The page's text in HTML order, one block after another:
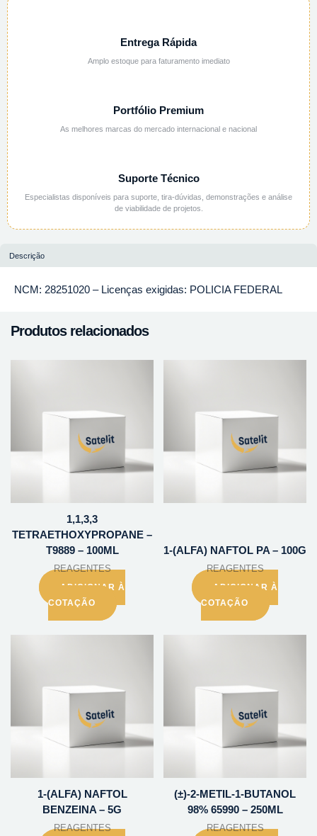
Entrega Rápida
Amplo estoque para faturamento imediato
Portfólio Premium
As melhores marcas do mercado internacional e nacional
Suporte Técnico
Especialistas disponíveis para suporte, tira-dúvidas, demonstrações e análise
de viabilidade de projetos.
Descrição
NCM: 28251020 – Licenças exigidas: POLICIA FEDERAL
Produtos relacionados
1,1,3,3
TETRAETHOXYPROPANE –
T9889 – 100ML
REAGENTES
ADICIONAR À
COTAÇÃO
1-(ALFA) NAFTOL PA – 100G
REAGENTES
ADICIONAR À
COTAÇÃO
1-(ALFA) NAFTOL
BENZEINA – 5G
REAGENTES
(±)-2-METIL-1-BUTANOL
98% 65990 – 250ML
REAGENTES